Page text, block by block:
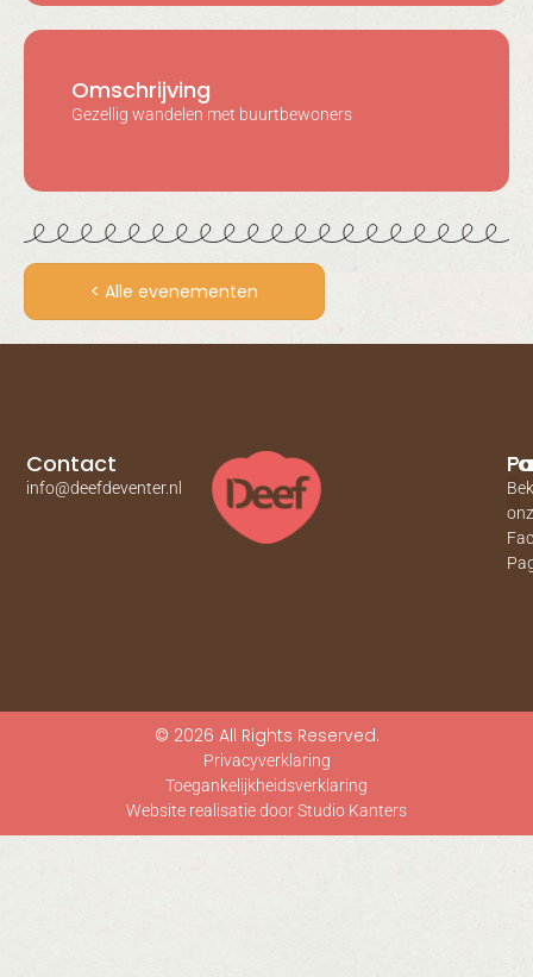
Omschrijving
Gezellig wandelen met buurtbewoners
< Alle evenementen
Contact
info@deefdeventer.nl
© 2026 All Rights Reserved.
Privacyverklaring
Toegankelijkheidsverklaring
Website realisatie door Studio Kanters